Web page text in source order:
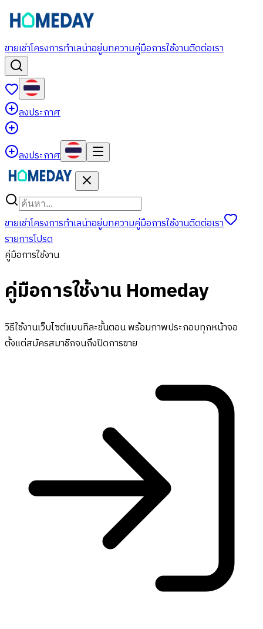
ขายเช่าโครงการทำเลน่าอยู่บทความคู่มือการใช้งานติดต่อเรา
ลงประกาศ
ลงประกาศ
ขายเช่าโครงการทำเลน่าอยู่บทความคู่มือการใช้งานติดต่อเรา
รายการโปรด
คู่มือการใช้งาน
คู่มือการใช้งาน Homeday
วิธีใช้งานเว็บไซต์แบบทีละขั้นตอน พร้อมภาพประกอบทุกหน้าจอ
ตั้งแต่สมัครสมาชิกจนถึงปิดการขาย